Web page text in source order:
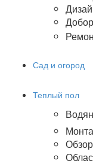
Сад и огород
Теплый пол